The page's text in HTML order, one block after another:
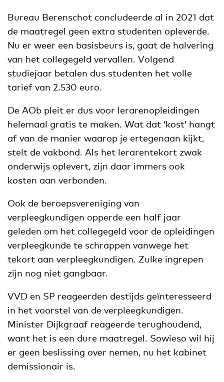
Bureau Berenschot concludeerde al in 2021 dat
de maatregel geen extra studenten opleverde.
Nu er weer een basisbeurs is, gaat de halvering
van het collegegeld vervallen. Volgend
studiejaar betalen dus studenten het volle
tarief van 2.530 euro.
De AOb pleit er dus voor lerarenopleidingen
helemaal gratis te maken. Wat dat ‘kost’ hangt
af van de manier waarop je ertegenaan kijkt,
stelt de vakbond. Als het lerarentekort zwak
onderwijs oplevert, zijn daar immers ook
kosten aan verbonden.
Ook de beroepsvereniging van
verpleegkundigen opperde een half jaar
geleden om het collegegeld voor de opleidingen
verpleegkunde te schrappen vanwege het
tekort aan verpleegkundigen. Zulke ingrepen
zijn nog niet gangbaar.
VVD en SP reageerden destijds geïnteresseerd
in het voorstel van de verpleegkundigen.
Minister Dijkgraaf reageerde terughoudend,
want het is een dure maatregel. Sowieso wil hij
er geen beslissing over nemen, nu het kabinet
demissionair is.